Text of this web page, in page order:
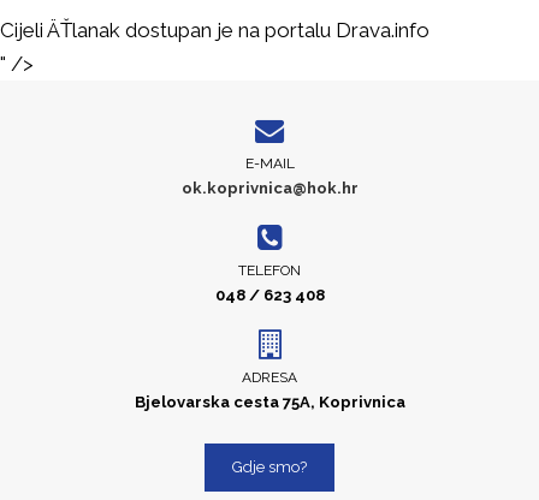
Cijeli ÄŤlanak dostupan je na portalu Drava.info
" />
E-MAIL
ok.koprivnica@hok.hr
TELEFON
048 / 623 408
ADRESA
Bjelovarska cesta 75A, Koprivnica
Gdje smo?